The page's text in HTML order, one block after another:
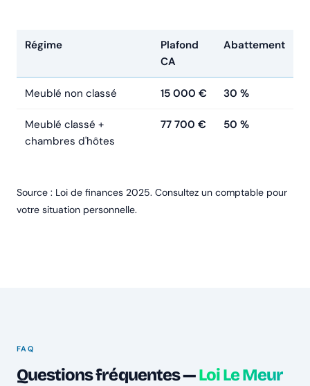
Régime
Plafond
CA
Abattement
Meublé non classé 15 000 € 30 %
Meublé classé +
chambres d'hôtes
77 700 € 50 %
Source : Loi de finances 2025. Consultez un comptable pour
votre situation personnelle.
FAQ
Questions fréquentes —Loi Le Meur